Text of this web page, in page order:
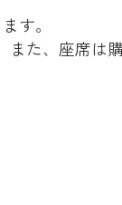
す。
た、座席は